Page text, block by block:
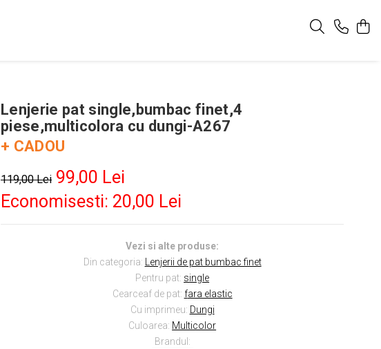
Lenjerie pat single,bumbac finet,4
piese,multicolora cu dungi-A267
+ CADOU
119,00 Lei 99,00 Lei
Economisesti: 20,00 Lei
Vezi si alte produse:
Din categoria:
Lenjerii de pat bumbac finet
Pentru pat: single
Cearceaf de pat: fara elastic
Cu imprimeu: Dungi
Culoarea: Multicolor
Brandul: